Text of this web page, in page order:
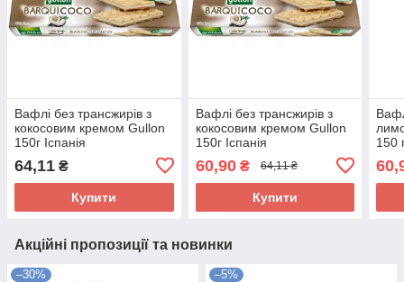
Вафлі без трансжирів з
кокосовим кремом Gullon
150г Іспанія
64,11 ₴
Купити
Вафлі без трансжирів з
кокосовим кремом Gullon
150г Іспанія
60,90₴ 64,11 ₴
Купити
150
Акційні пропозиції та новинки
–30% –5%